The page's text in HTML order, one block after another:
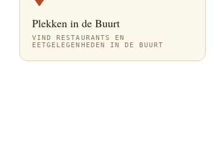
Plekken in de Buurt
VIND RESTAURANTS EN
EETGELEGENHEDEN IN DE BUURT